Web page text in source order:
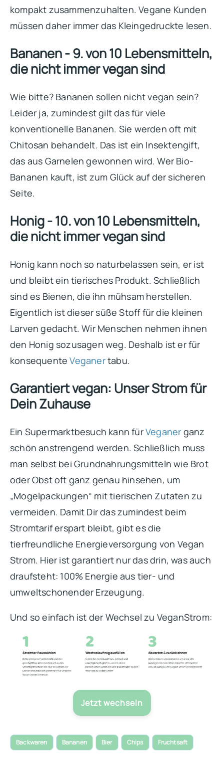
kompakt zusammenzuhalten. Vegane Kunden
müssen daher immer das Kleingedruckte lesen.
Bananen - 9. von 10 Lebensmitteln,
die nicht immer vegan sind
Wie bitte? Bananen sollen nicht vegan sein?
Leider ja, zumindest gilt das für viele
konventionelle Bananen. Sie werden oft mit
Chitosan behandelt. Das ist ein Insektengift,
das aus Garnelen gewonnen wird. Wer Bio-
Bananen kauft, ist zum Glück auf der sicheren
Seite.
Honig - 10. von 10 Lebensmitteln,
die nicht immer vegan sind
Honig kann noch so naturbelassen sein, er ist
und bleibt ein tierisches Produkt. Schließlich
sind es Bienen, die ihn mühsam herstellen.
Eigentlich ist dieser süße Stoff für die kleinen
Larven gedacht. Wir Menschen nehmen ihnen
den Honig sozusagen weg. Deshalb ist er für
konsequenteVeganertabu.
Garantiert vegan: Unser Strom für
Dein Zuhause
Ein Supermarktbesuch kann fürVeganer ganz
schön anstrengend werden. Schließlich muss
man selbst bei Grundnahrungsmitteln wie Brot
oder Obst oft ganz genau hinsehen, um
„Mogelpackungen“ mit tierischen Zutaten zu
vermeiden. Damit Dir das zumindest beim
Stromtarif erspart bleibt, gibt es die
tierfreundliche Energieversorgung von Vegan
Strom. Hier ist garantiert nur das drin, was auch
draufsteht: 100% Energie aus tier- und
umweltschonender Erzeugung.
Und so einfach ist der Wechsel zu VeganStrom:
Jetzt wechseln
Backwaren Bananen Bier Chips Fruchtsaft